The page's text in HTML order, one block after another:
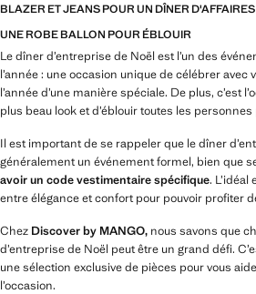
BLAZER ET JEANS POUR UN DÎNER
UNE ROBE BALLON POUR ÉBLOUIR
Le dîner d’entreprise de Noël est l’un des
l’année : une occasion unique de célébrer avec
l’année d’une manière spéciale. De plus, c’est
plus beau look et d’éblouir toutes les
Il est important de se rappeler que le dîner
généralement un événement formel, bien que
avoir un code vestimentaire spécifique.
entre élégance et confort pour pouvoir profiter
Chez Discover by MANGO, nous savons que
d’entreprise de Noël peut être un grand défi.
une sélection exclusive de pièces pour vous
l’occasion.